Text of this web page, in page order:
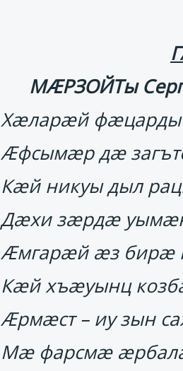
МӔРЗОЙТы
Хӕларӕй
Ӕфсымӕр дӕ
Кӕй никуы дыл
Дӕхи зӕрдӕ
Ӕмгарӕй ӕз бирӕ
Кӕй хъӕуынц
Ӕрмӕст – иу зын
Мӕ фарсмӕ